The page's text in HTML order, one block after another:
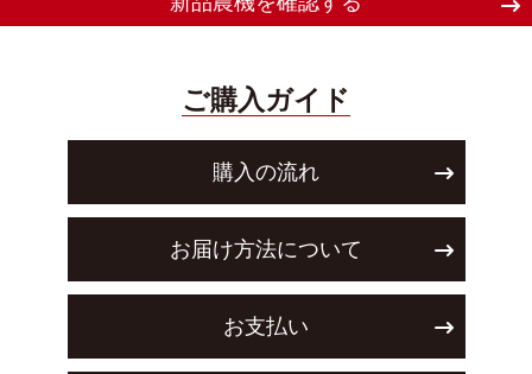
ご購入ガイド
購入の流れ
お届け方法について
お支払い